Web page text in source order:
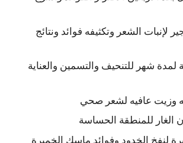
لإنبات الشعر وتكثيفه فوائد ونتائج
لمدة شهر للتنحيف والتسمين والعناية
وزيت عافيه لشعر صحي
الغار للمنطقة الحساسة